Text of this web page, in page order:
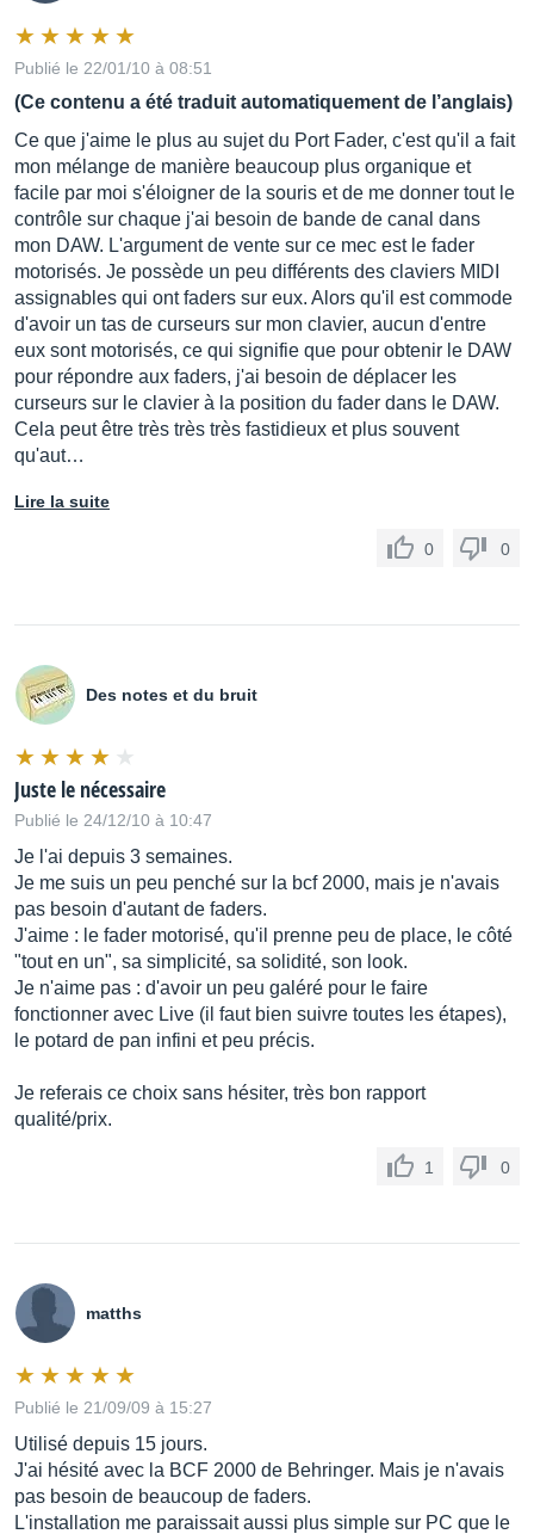
Publié le 22/01/10 à 08:51
(Ce contenu a été traduit automatiquement de l’anglais)
Ce que j'aime le plus au sujet du Port Fader, c'est qu'il a fait
mon mélange de manière beaucoup plus organique et
facile par moi s'éloigner de la souris et de me donner tout le
contrôle sur chaque j'ai besoin de bande de canal dans
mon DAW. L'argument de vente sur ce mec est le fader
motorisés. Je possède un peu différents des claviers MIDI
assignables qui ont faders sur eux. Alors qu'il est commode
d'avoir un tas de curseurs sur mon clavier, aucun d'entre
eux sont motorisés, ce qui signifie que pour obtenir le DAW
pour répondre aux faders, j'ai besoin de déplacer les
curseurs sur le clavier à la position du fader dans le DAW.
Cela peut être très très très fastidieux et plus souvent
qu'aut…
Lire la suite
0 0
Des notes et du bruit
Juste le nécessaire
Publié le 24/12/10 à 10:47
Je l'ai depuis 3 semaines.
Je me suis un peu penché sur la bcf 2000, mais je n'avais
pas besoin d'autant de faders.
J'aime : le fader motorisé, qu'il prenne peu de place, le côté
"tout en un", sa simplicité, sa solidité, son look.
Je n'aime pas : d'avoir un peu galéré pour le faire
fonctionner avec Live (il faut bien suivre toutes les étapes),
le potard de pan infini et peu précis.
Je referais ce choix sans hésiter, très bon rapport
qualité/prix.
1 0
matths
Publié le 21/09/09 à 15:27
Utilisé depuis 15 jours.
J'ai hésité avec la BCF 2000 de Behringer. Mais je n'avais
pas besoin de beaucoup de faders.
L'installation me paraissait aussi plus simple sur PC que le